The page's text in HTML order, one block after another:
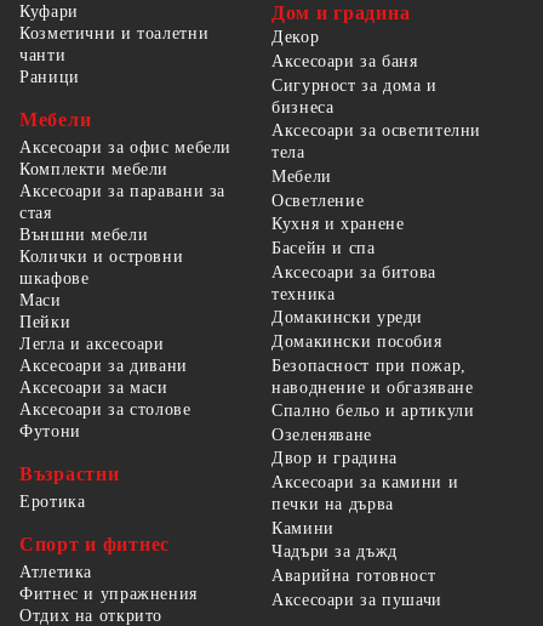
Куфари
Козметични и тоалетни
чанти
Раници
Мебели
Аксесоари за офис мебели
Комплекти мебели
Аксесоари за паравани за
стая
Външни мебели
Колички и островни
шкафове
Маси
Пейки
Легла и аксесоари
Аксесоари за дивани
Аксесоари за маси
Аксесоари за столове
Футони
Възрастни
Еротика
Спорт и фитнес
Атлетика
Фитнес и упражнения
Отдих на открито
Дом и градина
Декор
Аксесоари за баня
Сигурност за дома и
бизнеса
Аксесоари за осветителни
тела
Мебели
Осветление
Кухня и хранене
Басейн и спа
Аксесоари за битова
техника
Домакински уреди
Домакински пособия
Безопасност при пожар,
наводнение и обгазяване
Спално бельо и артикули
Озеленяване
Двор и градина
Аксесоари за камини и
печки на дърва
Камини
Чадъри за дъжд
Аварийна готовност
Аксесоари за пушачи